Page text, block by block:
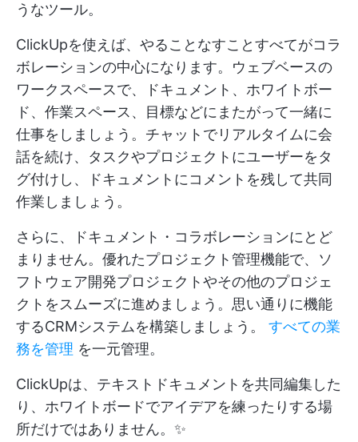
うなツール。
ClickUpを使えば、やることなすことすべてがコラ
ボレーションの中心になります。ウェブベースの
ワークスペースで、ドキュメント、ホワイトボー
ド、作業スペース、目標などにまたがって一緒に
仕事をしましょう。チャットでリアルタイムに会
話を続け、タスクやプロジェクトにユーザーをタ
グ付けし、ドキュメントにコメントを残して共同
作業しましょう。
さらに、ドキュメント・コラボレーションにとど
まりません。優れたプロジェクト管理機能で、ソ
フトウェア開発プロジェクトやその他のプロジェ
クトをスムーズに進めましょう。思い通りに機能
するCRMシステムを構築しましょう。 すべての業
務を管理 を一元管理。
ClickUpは、テキストドキュメントを共同編集した
り、ホワイトボードでアイデアを練ったりする場
所だけではありません。✨